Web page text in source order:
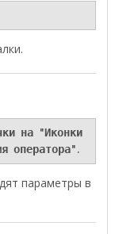
на "Иконки
оператора".
параметры в